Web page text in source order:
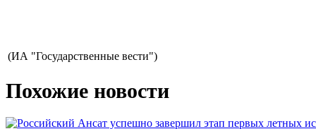
(ИА "Государственные вести")
Похожие новости